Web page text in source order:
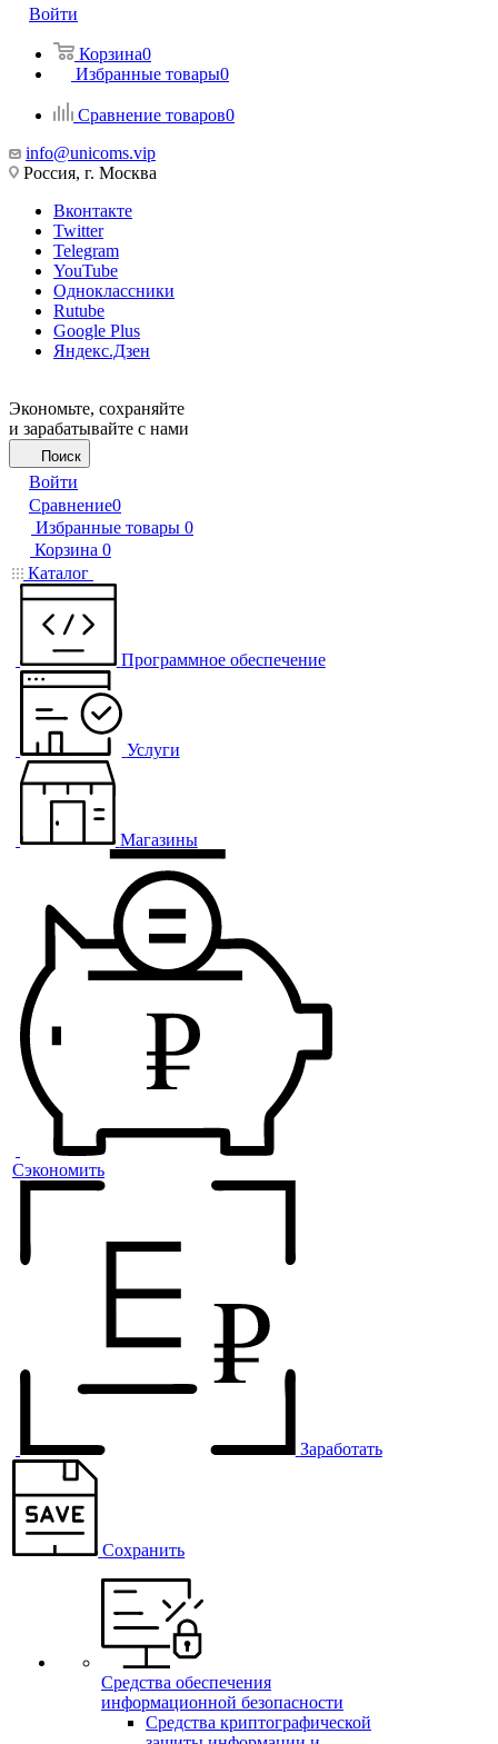
Войти
Корзина0
Избранные товары0
Сравнение товаров0
info@unicoms.vip
Россия, г. Москва
Вконтакте
Twitter
Telegram
YouTube
Одноклассники
Rutube
Google Plus
Яндекс.Дзен
Экономьте, сохраняйте
и зарабатывайте с нами
Поиск
Войти
Сравнение0
Избранные товары 0
Корзина 0
Каталог
Программное обеспечение
Услуги
Магазины
Сэкономить
Заработать
Сохранить
Средства обеспечения
информационной безопасности
Средства криптографической